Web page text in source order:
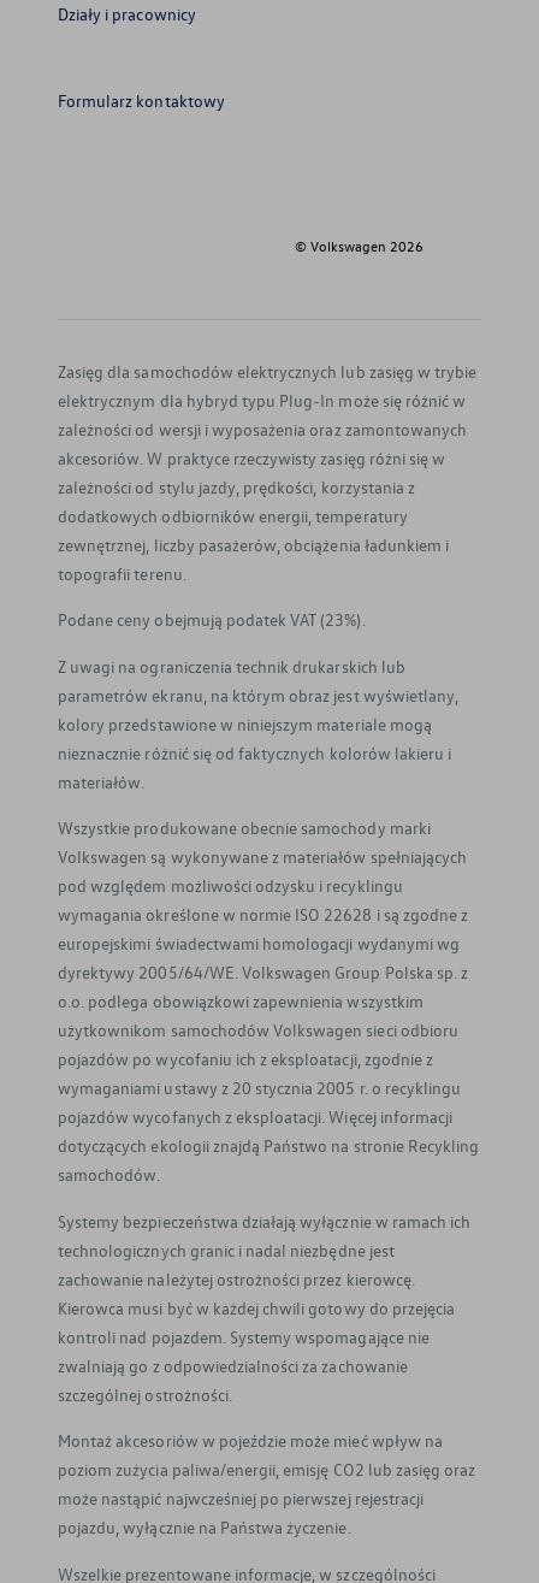
Działy i pracownicy
Formularz kontaktowy
© Volkswagen 2026
Zasięg dla samochodów elektrycznych lub zasięg w trybie
elektrycznym dla hybryd typu Plug-In może się różnić w
zależności od wersji i wyposażenia oraz zamontowanych
akcesoriów. W praktyce rzeczywisty zasięg różni się w
zależności od stylu jazdy, prędkości, korzystania z
dodatkowych odbiorników energii, temperatury
zewnętrznej, liczby pasażerów, obciążenia ładunkiem i
topografii terenu.
Podane ceny obejmują podatek VAT (23%).
Z uwagi na ograniczenia technik drukarskich lub
parametrów ekranu, na którym obraz jest wyświetlany,
kolory przedstawione w niniejszym materiale mogą
nieznacznie różnić się od faktycznych kolorów lakieru i
materiałów.
Wszystkie produkowane obecnie samochody marki
Volkswagen są wykonywane z materiałów spełniających
pod względem możliwości odzysku i recyklingu
wymagania określone w normie ISO 22628 i są zgodne z
europejskimi świadectwami homologacji wydanymi wg
dyrektywy 2005/64/WE. Volkswagen Group Polska sp. z
o.o. podlega obowiązkowi zapewnienia wszystkim
użytkownikom samochodów Volkswagen sieci odbioru
pojazdów po wycofaniu ich z eksploatacji, zgodnie z
wymaganiami ustawy z 20 stycznia 2005 r. o recyklingu
pojazdów wycofanych z eksploatacji. Więcej informacji
dotyczących ekologii znajdą Państwo na stronie Recykling
samochodów.
Systemy bezpieczeństwa działają wyłącznie w ramach ich
technologicznych granic i nadal niezbędne jest
zachowanie należytej ostrożności przez kierowcę.
Kierowca musi być w każdej chwili gotowy do przejęcia
kontroli nad pojazdem. Systemy wspomagające nie
zwalniają go z odpowiedzialności za zachowanie
szczególnej ostrożności.
Montaż akcesoriów w pojeździe może mieć wpływ na
poziom zużycia paliwa/energii, emisję CO2 lub zasięg oraz
może nastąpić najwcześniej po pierwszej rejestracji
pojazdu, wyłącznie na Państwa życzenie.
Wszelkie prezentowane informacje, w szczególności